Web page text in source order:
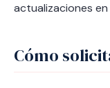
actualizaciones en
Cómo